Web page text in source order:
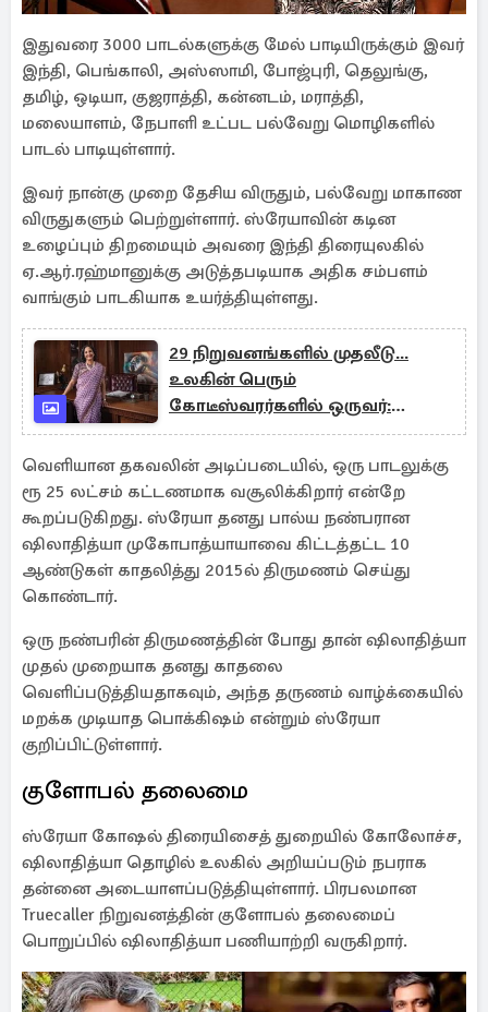
இதுவரை 3000 பாடல்களுக்கு மேல் பாடியிருக்கும் இவர்
இந்தி, பெங்காலி, அஸ்ஸாமி, போஜ்புரி, தெலுங்கு,
தமிழ், ஒடியா, குஜராத்தி, கன்னடம், மராத்தி,
மலையாளம், நேபாளி உட்பட பல்வேறு மொழிகளில்
பாடல் பாடியுள்ளார்.
இவர் நான்கு முறை தேசிய விருதும், பல்வேறு மாகாண
விருதுகளும் பெற்றுள்ளார். ஸ்ரேயாவின் கடின
உழைப்பும் திறமையும் அவரை இந்தி திரையுலகில்
ஏ.ஆர்.ரஹ்மானுக்கு அடுத்தபடியாக அதிக சம்பளம்
வாங்கும் பாடகியாக உயர்த்தியுள்ளது.
29 நிறுவனங்களில் முதலீடு...
உலகின் பெரும்
கோடீஸ்வரர்களில் ஒருவர்:
யாரிந்த ரேகா
வெளியான தகவலின் அடிப்படையில், ஒரு பாடலுக்கு
ரூ 25 லட்சம் கட்டணமாக வசூலிக்கிறார் என்றே
கூறப்படுகிறது. ஸ்ரேயா தனது பால்ய நண்பரான
ஷிலாதித்யா முகோபாத்யாயாவை கிட்டத்தட்ட 10
ஆண்டுகள் காதலித்து 2015ல் திருமணம் செய்து
கொண்டார்.
ஒரு நண்பரின் திருமணத்தின் போது தான் ஷிலாதித்யா
முதல் முறையாக தனது காதலை
வெளிப்படுத்தியதாகவும், அந்த தருணம் வாழ்க்கையில்
மறக்க முடியாத பொக்கிஷம் என்றும் ஸ்ரேயா
குறிப்பிட்டுள்ளார்.
குளோபல் தலைமை
ஸ்ரேயா கோஷல் திரையிசைத் துறையில் கோலோச்ச,
ஷிலாதித்யா தொழில் உலகில் அறியப்படும் நபராக
தன்னை அடையாளப்படுத்தியுள்ளார். பிரபலமான
Truecaller நிறுவனத்தின் குளோபல் தலைமைப்
பொறுப்பில் ஷிலாதித்யா பணியாற்றி வருகிறார்.